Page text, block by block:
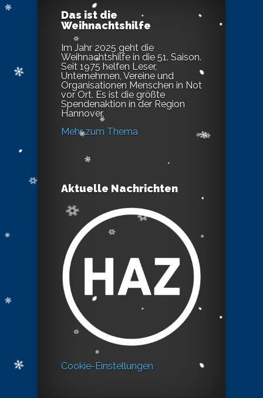
Das ist die
Weihnachtshilfe
Im Jahr 2025 geht die
Weihnachtshilfe in die 51. Saison.
Seit 1975 helfen Leser,
Unternehmen, Vereine und
Organisationen Menschen in Not
vor Ort. Es ist die größte
Spendenaktion in der Region
Hannover.
Mehr zum Thema
Aktuelle Nachrichten
Cookie-Einstellungen